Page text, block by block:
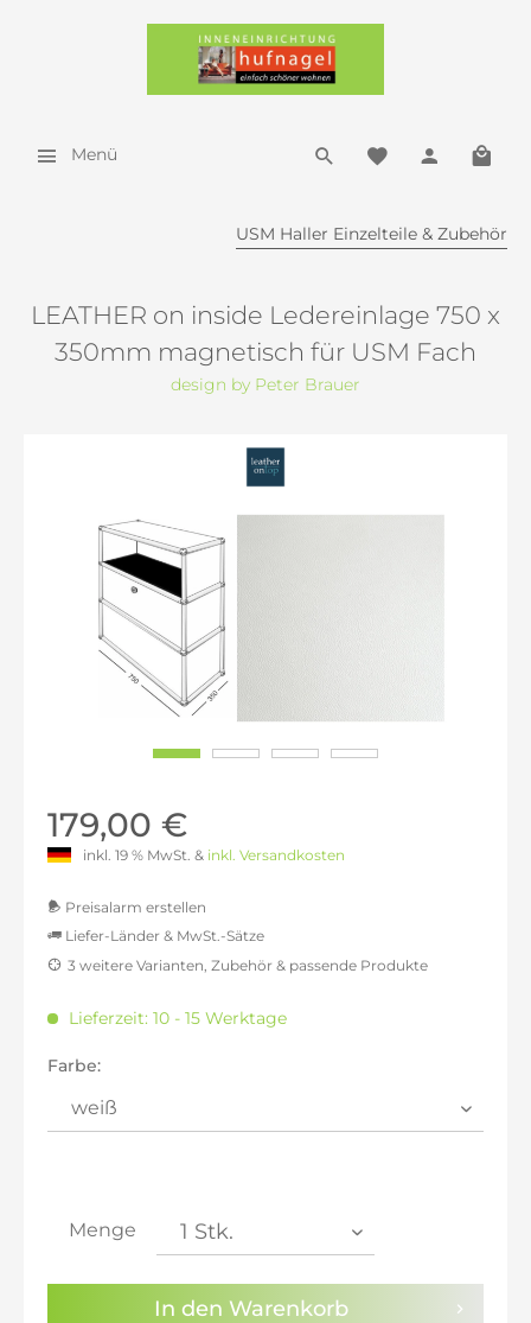
Menü
USM Haller Einzelteile & Zubehör
LEATHER on inside Ledereinlage 750 x
350mm magnetisch für USM Fach
design by Peter Brauer
179,00 €
inkl. 19 % MwSt. & inkl. Versandkosten
Preisalarm erstellen
Liefer-Länder & MwSt.-Sätze
inkl. 16% MwSt.: 174,49 €
inkl. 21% MwSt.: 182,01 €
3 weitere Varianten, Zubehör & passende Produkte
Lieferzeit: 10 - 15 Werktage
Farbe:
Menge
In den Warenkorb